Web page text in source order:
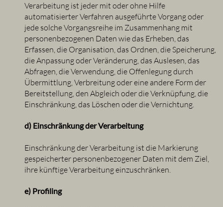
Verarbeitung ist jeder mit oder ohne Hilfe
automatisierter Verfahren ausgeführte Vorgang oder
jede solche Vorgangsreihe im Zusammenhang mit
personenbezogenen Daten wie das Erheben, das
Erfassen, die Organisation, das Ordnen, die Speicherung,
die Anpassung oder Veränderung, das Auslesen, das
Abfragen, die Verwendung, die Offenlegung durch
Übermittlung, Verbreitung oder eine andere Form der
Bereitstellung, den Abgleich oder die Verknüpfung, die
Einschränkung, das Löschen oder die Vernichtung.
d) Einschränkung der Verarbeitung
Einschränkung der Verarbeitung ist die Markierung
gespeicherter personenbezogener Daten mit dem Ziel,
ihre künftige Verarbeitung einzuschränken.
e) Profiling